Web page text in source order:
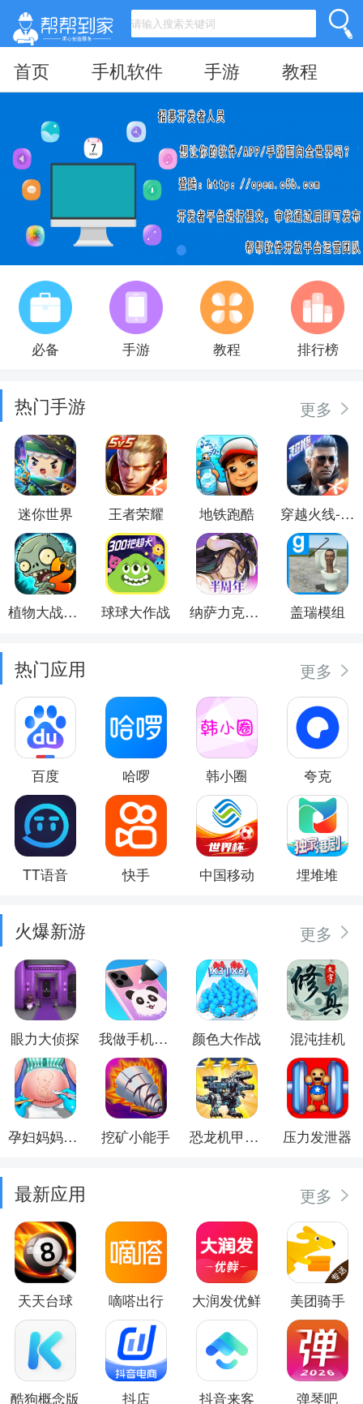
首页 手机软件 手游 教程
必备 手游 教程 排行榜
热门手游 更多
迷你世界 王者荣耀 地铁跑酷 穿越火线-枪战王者
植物大战僵尸2 球球大作战 纳萨力克之王 盖瑞模组
热门应用 更多
百度 哈啰 韩小圈 夸克
TT语音 快手 中国移动 埋堆堆
火爆新游 更多
眼力大侦探 我做手机壳特好看 颜色大作战 混沌挂机
孕妇妈妈日记 挖矿小能手 恐龙机甲射手 压力发泄器
最新应用 更多
天天台球 嘀嗒出行 大润发优鲜 美团骑手
酷狗概念版 抖店 抖音来客 弹琴吧